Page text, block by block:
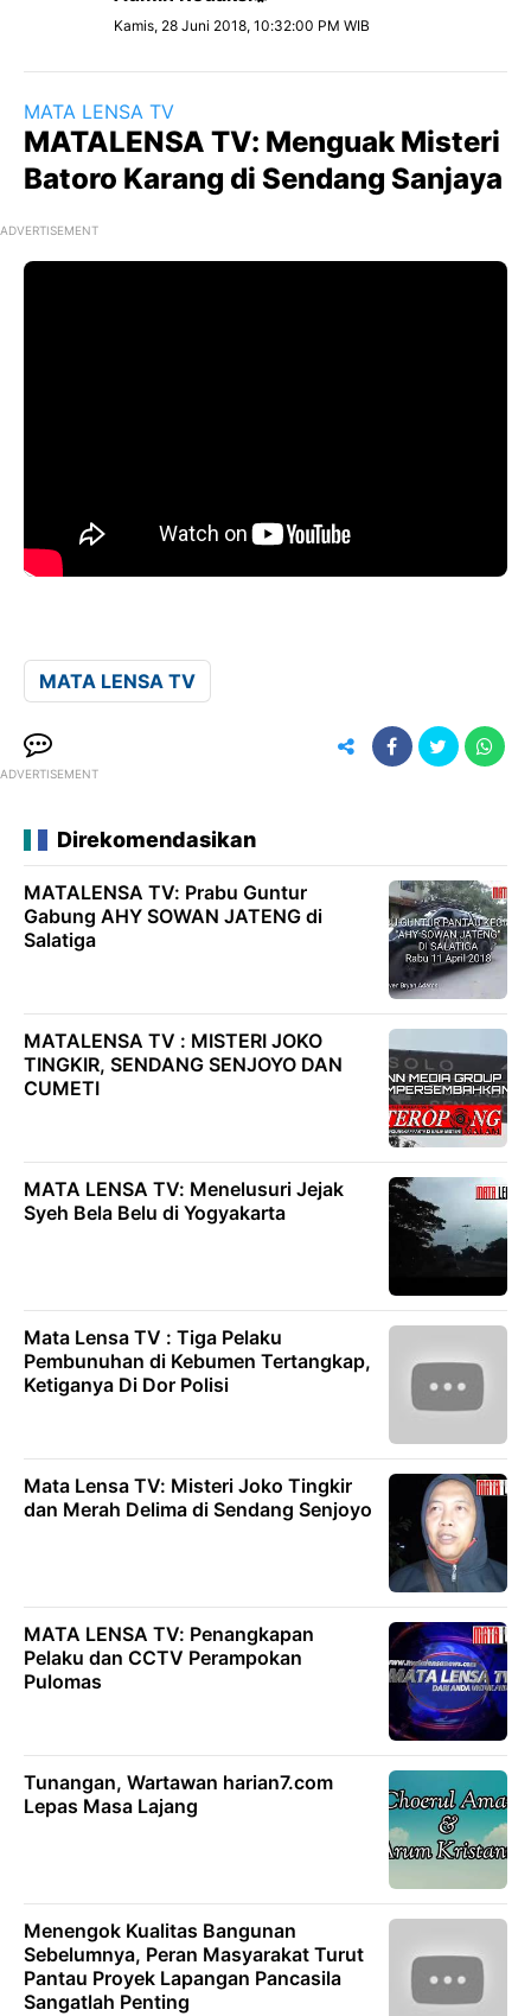
Kamis, 28 Juni 2018, 10:32:00 PM WIB
MATA LENSA TV
MATALENSA TV: Menguak Misteri
Batoro Karang di Sendang Sanjaya
ADVERTISEMENT
MATA LENSA TV
ADVERTISEMENT
Direkomendasikan
MATALENSA TV: Prabu Guntur
Gabung AHY SOWAN JATENG di
Salatiga
MATALENSA TV : MISTERI JOKO
TINGKIR, SENDANG SENJOYO DAN
CUMETI
MATA LENSA TV: Menelusuri Jejak
Syeh Bela Belu di Yogyakarta
Mata Lensa TV : Tiga Pelaku
Pembunuhan di Kebumen Tertangkap,
Ketiganya Di Dor Polisi
Mata Lensa TV: Misteri Joko Tingkir
dan Merah Delima di Sendang Senjoyo
MATA LENSA TV: Penangkapan
Pelaku dan CCTV Perampokan
Pulomas
Tunangan, Wartawan harian7.com
Lepas Masa Lajang
Menengok Kualitas Bangunan
Sebelumnya, Peran Masyarakat Turut
Pantau Proyek Lapangan Pancasila
Sangatlah Penting